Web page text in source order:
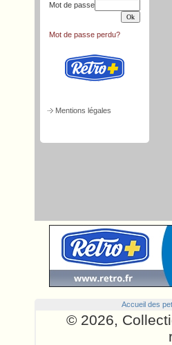
Mot de passe
Mot de passe perdu?
Mentions légales
Accueil des
© 2026,